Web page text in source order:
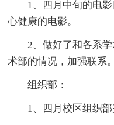
1、四月中旬的电影
心健康的电影。
2、做好了和各系学
术部的情况，加强联系。
组织部：
1、四月校区组织部